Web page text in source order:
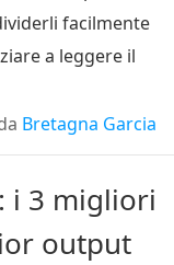
facilmente
a leggere il
Bretagna Garcia
i 3 migliori
output